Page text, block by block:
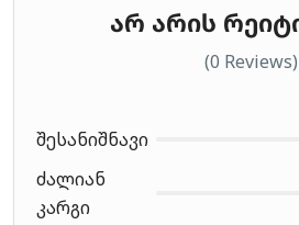
არ არის
(0 Reviews)
შესანიშნავი
ძალიან
კარგი